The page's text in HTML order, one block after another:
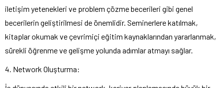
iletişim yetenekleri ve problem çözme becerileri gibi genel
becerilerin geliştirilmesi de önemlidir. Seminerlere katılmak,
kitaplar okumak ve çevrimiçi eğitim kaynaklarından yararlanmak,
sürekli öğrenme ve gelişme yolunda adımlar atmayı sağlar.
4. Network Oluşturma: